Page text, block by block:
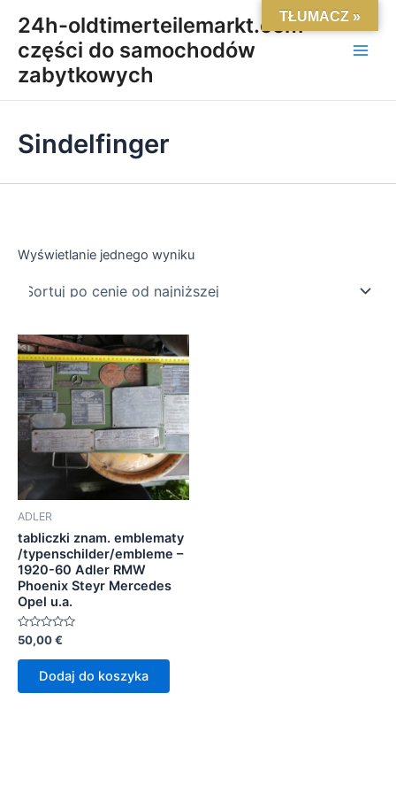
content
24h-oldtimerteilemarkt.com-
części do samochodów
zabytkowych
Main
Sindelfinger
Wyświetlanie jednego wyniku
ADLER
tabliczki znam. emblematy
/typenschilder/embleme –
1920-60 Adler RMW
Phoenix Steyr Mercedes
Opel u.a.
Oceniono
0
na
50,00€
Dodaj do koszyka
TŁUMACZ »